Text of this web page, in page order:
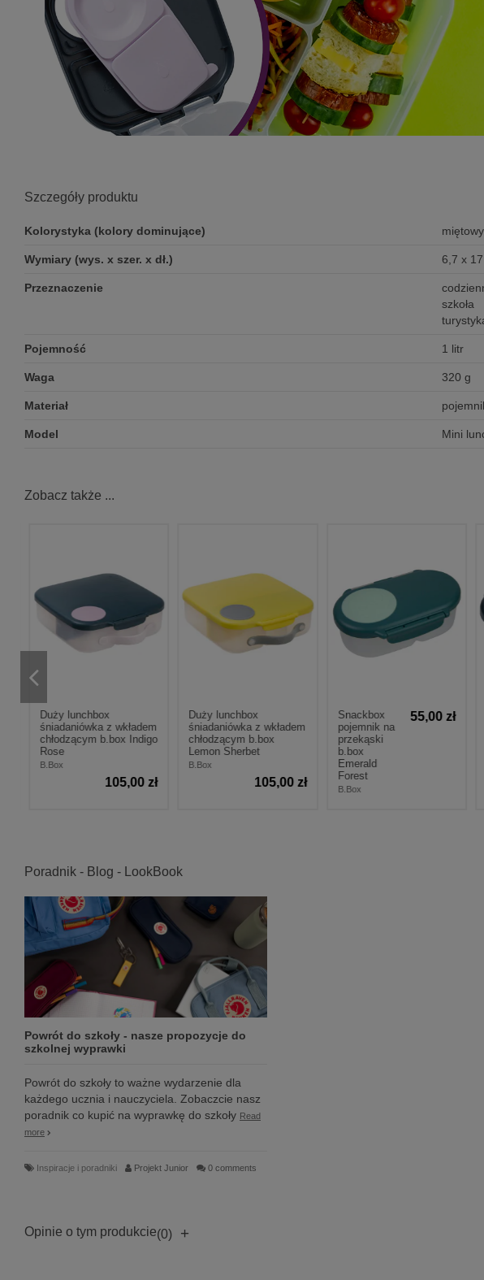
Szczegóły produktu
Kolorystyka (kolory dominujące) miętowy
Wymiary (wys. x szer. x dł.) 6,7 x
Przeznaczenie
szkoła
Pojemność 1 litr
Waga 320 g
Materiał
Model Mini
Zobacz także ...
Duży lunchbox
śniadaniówka z wkładem
chłodzącym b.box Indigo
Rose
B.Box
105,00 zł
Duży lunchbox
śniadaniówka z wkładem
chłodzącym b.box
Lemon Sherbet
B.Box
105,00 zł
Snackbox
pojemnik na
przekąski
b.box
Emerald
Forest
B.Box
55,00 zł
Poradnik - Blog - LookBook
Powrót do szkoły - nasze propozycje do
szkolnej wyprawki
Powrót do szkoły to ważne wydarzenie dla
każdego ucznia i nauczyciela. Zobaczcie nasz
poradnik co kupić na wyprawkę do szkoły Read
more
Inspiracje i poradniki Projekt Junior 0 comments
Opinie o tym produkcie(0) +